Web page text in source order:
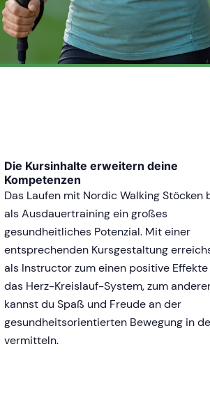
Die Kursinhalte erweitern deine
Kompetenzen
Das Laufen mit Nordic Walking Stöcken
als Ausdauertraining ein großes
gesundheitliches Potenzial. Mit einer
entsprechenden Kursgestaltung
als Instructor zum einen positive
das Herz-Kreislauf-System, zum
kannst du Spaß und Freude an der
gesundheitsorientierten Bewegung in
vermitteln.